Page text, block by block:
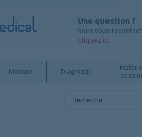
Une question ?
Nous vous
Cliquez ici
Mobilier Diagnostic
de